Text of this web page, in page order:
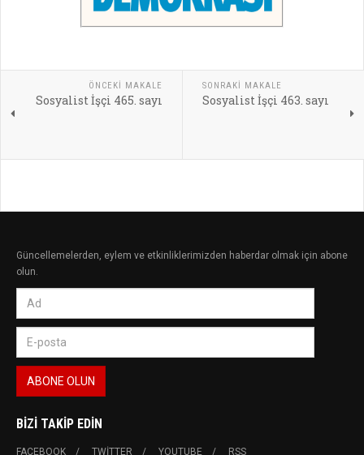
ÖNCEKI MAKALE
Sosyalist İşçi 465. sayı
SONRAKI MAKALE
Sosyalist İşçi 463. sayı
Güncellemelerden, eylem ve etkinliklerimizden haberdar olmak için abone
olun.
BIZI TAKIP EDIN
FACEBOOK TWITTER YOUTUBE RSS